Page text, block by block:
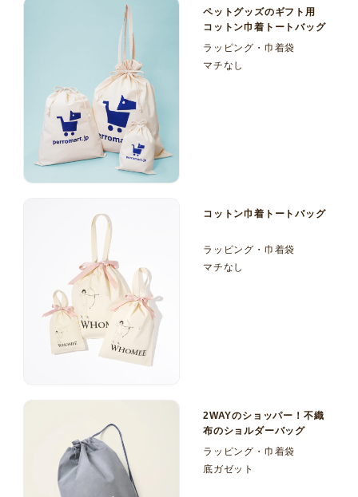
ペットグッズのギフト用
コットン巾着トートバッグ
ラッピング・巾着袋
マチなし
コットン巾着トートバッグ
ラッピング・巾着袋
マチなし
2WAYのショッパー！不織
布のショルダーバッグ
ラッピング・巾着袋
底ガゼット